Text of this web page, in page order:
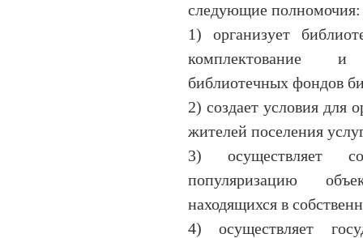
следующие полномочия:
1) организует
комплектование и
библиотечных фондов
2) создает условия для
жителей поселения
3) осуществляет
популяризацию
находящихся в
4) осуществляет